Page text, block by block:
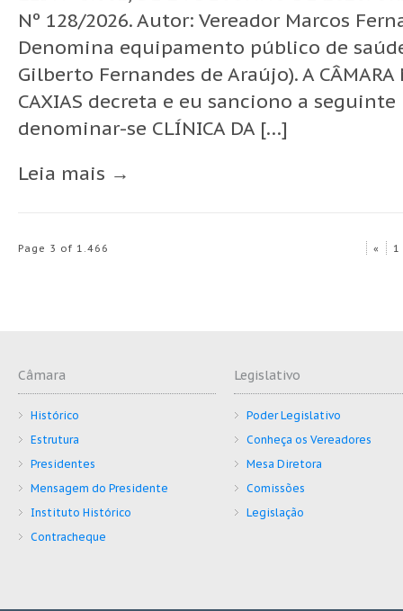
Nº 128/2026. Autor: Vereador Marcos
Denomina equipamento público de
Gilberto Fernandes de Araújo). A CÂMARA
CAXIAS decreta e eu sanciono a seguinte
denominar-se CLÍNICA DA […]
Leia mais →
Page 3 of 1.466 « 1
Câmara
Histórico
Estrutura
Presidentes
Mensagem do Presidente
Instituto Histórico
Contracheque
Legislativo
Poder Legislativo
Conheça os Vereadores
Mesa Diretora
Comissões
Legislação